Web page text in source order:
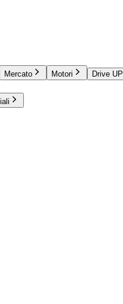
Mercato Motori Drive UP